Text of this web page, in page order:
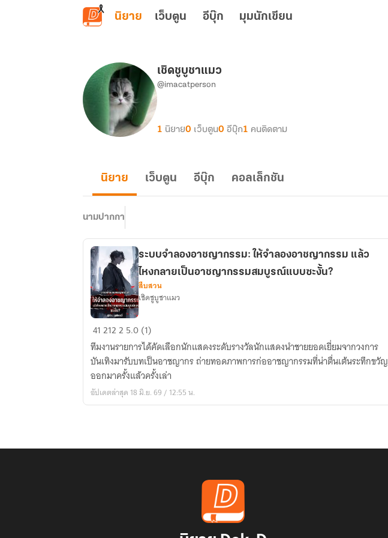
ข้ามไปยังเนื้อหาหลัก
นิยาย เว็บตูน อีบุ๊ก มุมนักเขียน
เชิดชูบูชาแมว
@imacatperson
1 นิยาย0 เว็บตูน0 อีบุ๊ก1 คนติดตาม
นิยาย เว็บตูน อีบุ๊ก คอลเล็กชัน
นามปากกา
ระบบ
จำลอง
อาชญากรรม:
ให้
จำลอง
อาชญากรรม
ระบบจำลองอาชญากรรม: ให้จำลองอาชญากรรม แล้ว
ไหงกลายเป็นอาชญากรรมสมบูรณ์แบบซะงั้น?
สืบสวน
เชิดชูบูชาแมว
412122 5.0 (1)
ทีมงานรายการได้คัดเลือกนักแสดงระดับรางวัลนักแสดงนำชายยอดเยี่ยมจากวงการ
บันเทิงมารับบทเป็นอาชญากร ถ่ายทอดภาพการก่ออาชญากรรมที่น่าตื่นเต้นระทึกขวัญ
ออกมาครั้งแล้วครั้งเล่า
อัปเดตล่าสุด 18 มิ.ย. 69 / 12:55 น.